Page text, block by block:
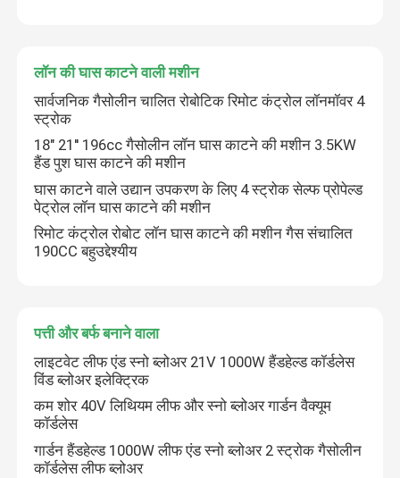
ब्रश कटर पार्ट्स
ताररहित हेज ट्रिमर
लॉन की घास काटने वाली मशीन
पत्ती और बर्फ बनाने वाला
लॉन की घास काटने वाली मशीन
सार्वजनिक गैसोलीन चालित रोबोटिक रिमोट कंट्रोल लॉनमॉवर 4
स्ट्रोक
18" 21'' 196cc गैसोलीन लॉन घास काटने की मशीन 3.5KW
हैंड पुश घास काटने की मशीन
घास काटने वाले उद्यान उपकरण के लिए 4 स्ट्रोक सेल्फ प्रोपेल्ड
पेट्रोल लॉन घास काटने की मशीन
रिमोट कंट्रोल रोबोट लॉन घास काटने की मशीन गैस संचालित
190CC बहुउद्देश्यीय
पत्ती और बर्फ बनाने वाला
लाइटवेट लीफ एंड स्नो ब्लोअर 21V 1000W हैंडहेल्ड कॉर्डलेस
विंड ब्लोअर इलेक्ट्रिक
कम शोर 40V लिथियम लीफ और स्नो ब्लोअर गार्डन वैक्यूम
कॉर्डलेस
गार्डन हैंडहेल्ड 1000W लीफ एंड स्नो ब्लोअर 2 स्ट्रोक गैसोलीन
कॉर्डलेस लीफ ब्लोअर